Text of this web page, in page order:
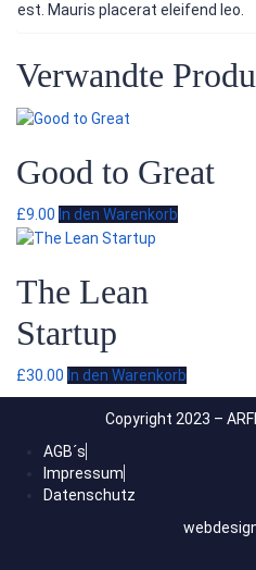
est. Mauris placerat eleifend leo.
Verwandte
Good to Great
£9.00 In den Warenkorb
The Lean
Startup
£30.00 In den Warenkorb
Copyright 2023 –
AGB´s
Impressum
Datenschutz